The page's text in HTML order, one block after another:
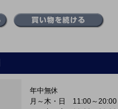
年中無休
月～木・日 11:00～20:00